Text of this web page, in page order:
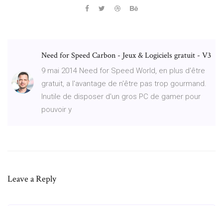
Need for Speed Carbon - Jeux & Logiciels gratuit - V3
9 mai 2014 Need for Speed World, en plus d'être
gratuit, a l'avantage de n'être pas trop gourmand.
Inutile de disposer d'un gros PC de gamer pour
pouvoir y
Leave a Reply